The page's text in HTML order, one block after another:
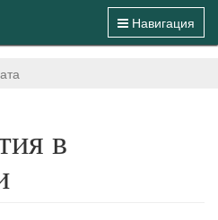
Навигация
в